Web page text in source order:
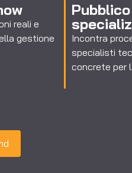
reali e
gestione
Incontra
specialisti
concrete per